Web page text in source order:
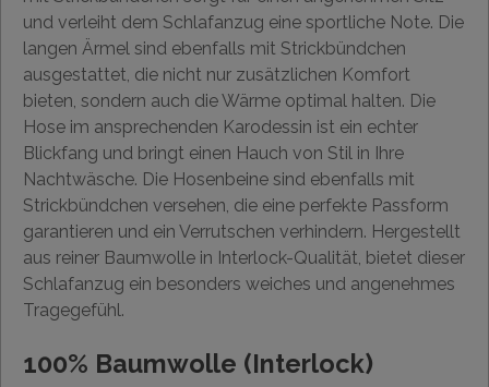
und verleiht dem Schlafanzug eine sportliche Note. Die
langen Ärmel sind ebenfalls mit Strickbündchen
ausgestattet, die nicht nur zusätzlichen Komfort
bieten, sondern auch die Wärme optimal halten. Die
Hose im ansprechenden Karodessin ist ein echter
Blickfang und bringt einen Hauch von Stil in Ihre
Nachtwäsche. Die Hosenbeine sind ebenfalls mit
Strickbündchen versehen, die eine perfekte Passform
garantieren und ein Verrutschen verhindern. Hergestellt
aus reiner Baumwolle in Interlock-Qualität, bietet dieser
Schlafanzug ein besonders weiches und angenehmes
Tragegefühl.
100% Baumwolle (Interlock)